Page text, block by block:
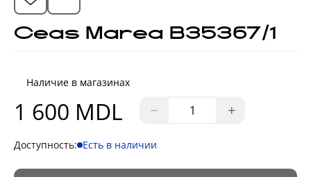
Ceas Marea B35367/1
Наличие в магазинах
1 600 MDL − +
Доступность: Есть в наличии